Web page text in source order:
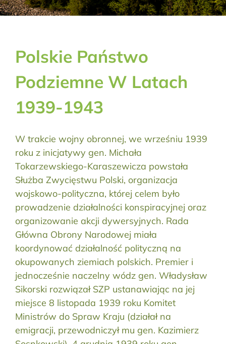
Aktualności
Szukaj:
Polskie Państwo
Podziemne W Latach
1939-1943
W trakcie wojny obronnej, we wrześniu 1939
roku z inicjatywy gen. Michała
Tokarzewskiego-Karaszewicza powstała
Służba Zwycięstwu Polski, organizacja
wojskowo-polityczna, której celem było
prowadzenie działalności konspiracyjnej oraz
organizowanie akcji dywersyjnych. Rada
Główna Obrony Narodowej miała
koordynować działalność polityczną na
okupowanych ziemiach polskich. Premier i
jednocześnie naczelny wódz gen. Władysław
Sikorski rozwiązał SZP ustanawiając na jej
miejsce 8 listopada 1939 roku Komitet
Ministrów do Spraw Kraju (działał na
emigracji, przewodniczył mu gen. Kazimierz